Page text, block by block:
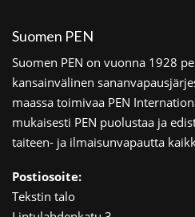
Suomen PEN
Suomen PEN on vuonna 1928
kansainvälinen
maassa toimivaa PEN
mukaisesti PEN puolustaa ja
taiteen- ja ilmaisunvapautta
Postiosoite:
Tekstin talo